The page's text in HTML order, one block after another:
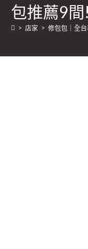
包推薦9間!
> 店家 > 修包包｜全